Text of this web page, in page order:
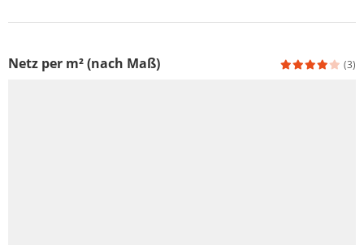
Netz per m² (nach Maß) (3)